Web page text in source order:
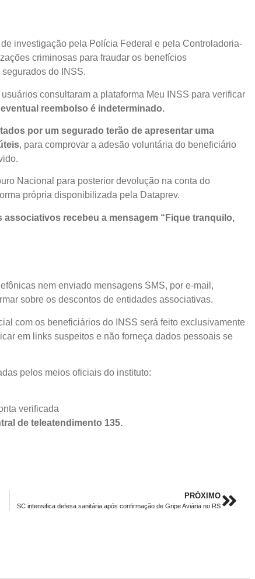
investigação pela Polícia Federal e pela Controladoria-
criminosas para fraudar os benefícios
do INSS.
consultaram a plataforma Meu INSS para verificar
reembolso é indeterminado.
por um segurado terão de apresentar uma
, para comprovar a adesão voluntária do beneficiário
Nacional para posterior devolução na conta do
própria disponibilizada pela Dataprev.
recebeu a mensagem “Fique tranquilo,
nem enviado mensagens SMS, por e-mail,
sobre os descontos de entidades associativas.
com os beneficiários do INSS será feito exclusivamente
em links suspeitos e não forneça dados pessoais se
pelos meios oficiais do instituto:
verificada
de teleatendimento 135.
PRÓXIMO
SC intensifica defesa sanitária após confirmação de Gripe Aviária no RS